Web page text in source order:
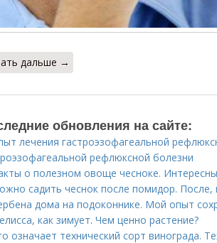
дальше →
обновления на сайте:
лечения гастроэзофагеальной
рефлюксной болезни
о полезном овоще чесноке.
садить чеснок после помидор. После,
дома на подоконнике. Мой опыт
как зимует. Чем ценно растение?
означает технический сорт винограда.